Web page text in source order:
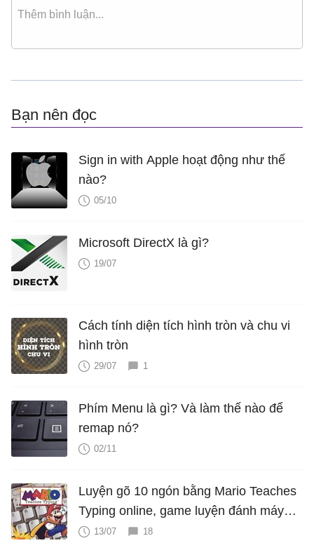
Bạn nên đọc
Sign in with Apple hoạt động như thế
nào?
05/10
Microsoft DirectX là gì?
19/07
Cách tính diện tích hình tròn và chu vi
hình tròn
29/07 1
Phím Menu là gì? Và làm thế nào để
remap nó?
02/11
Luyện gõ 10 ngón bằng Mario Teaches
Typing online, game luyện đánh máy
cực hấp dẫn
13/07 18